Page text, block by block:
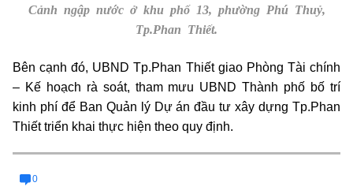
Cảnh ngập nước ở khu phố 13, phường Phú Thuỷ,
Tp.Phan Thiết.
Bên cạnh đó, UBND Tp.Phan Thiết giao Phòng Tài chính
– Kế hoạch rà soát, tham mưu UBND Thành phố bố trí
kinh phí để Ban Quản lý Dự án đầu tư xây dựng Tp.Phan
Thiết triển khai thực hiện theo quy định.
0